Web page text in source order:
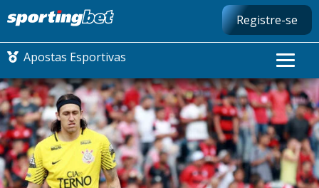
Registre-se
Apostas Esportivas
CONMEBOL LIBERTADORES
FUTEBOL NACIONAL